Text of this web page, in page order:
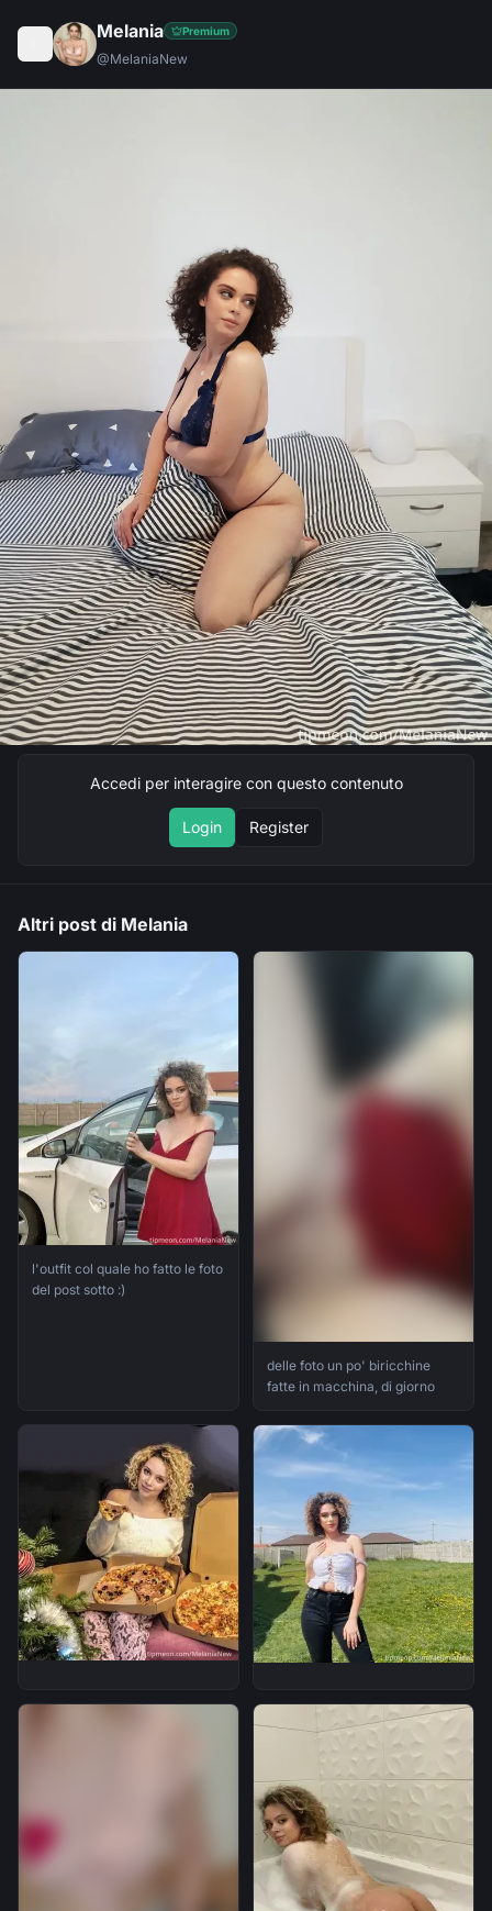
Melania Premium
@MelaniaNew
Accedi per interagire con questo contenuto
Login Register
Altri post di Melania
l'outfit col quale ho fatto le foto
del post sotto :)
delle foto un po' biricchine
fatte in macchina, di giorno